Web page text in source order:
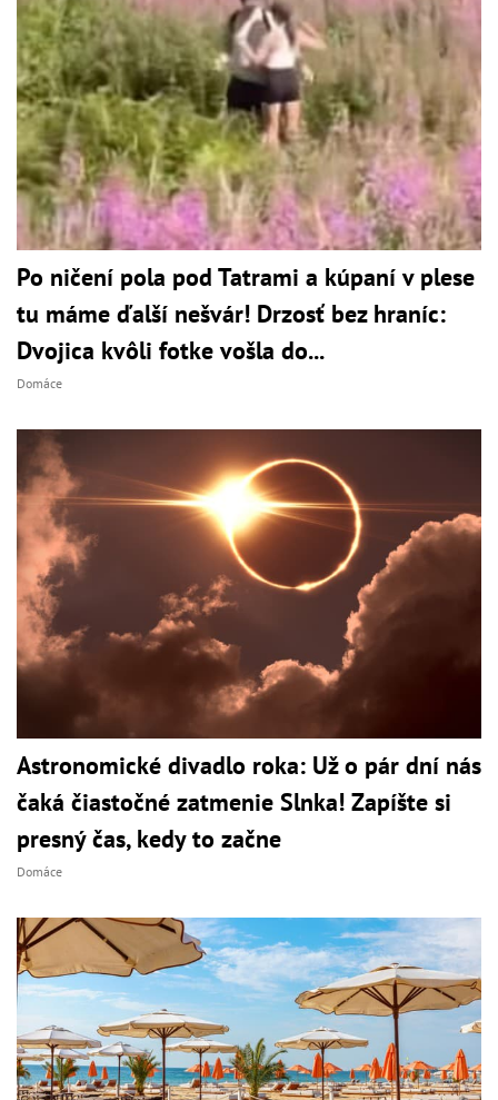
Po ničení pola pod Tatrami a kúpaní v plese
tu máme ďalší nešvár! Drzosť bez hraníc:
Dvojica kvôli fotke vošla do...
Domáce
Astronomické divadlo roka: Už o pár dní nás
čaká čiastočné zatmenie Slnka! Zapíšte si
presný čas, kedy to začne
Domáce